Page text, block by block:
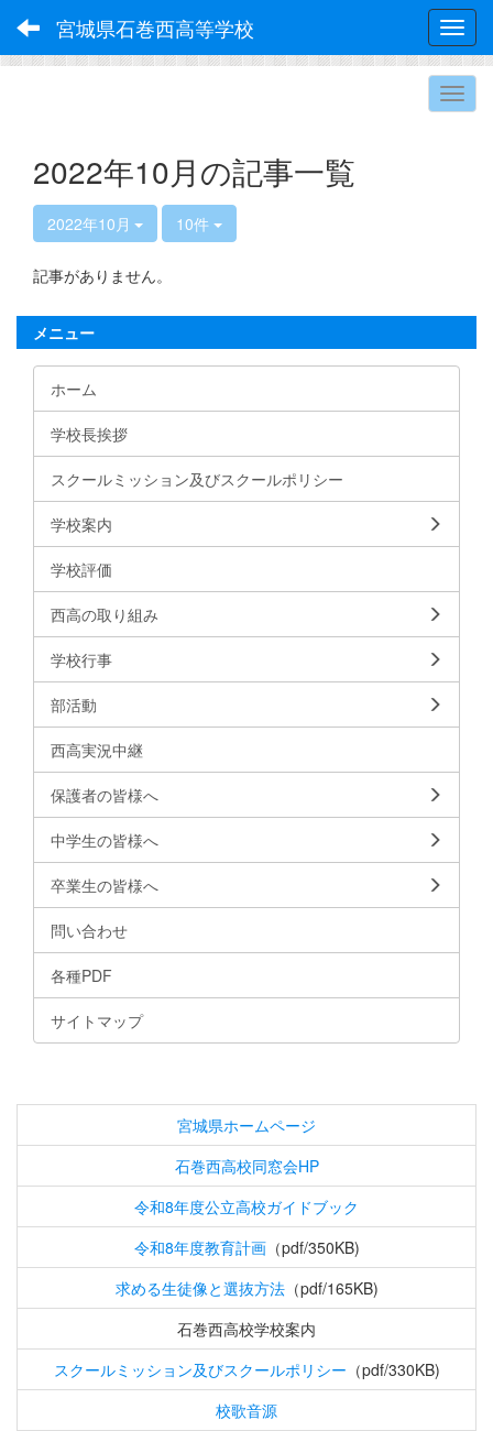
宮城県石巻西高等学校
2022年10月の記事一覧
2022年10月 10件
記事がありません。
メニュー
ホーム
学校長挨拶
スクールミッション及びスクールポリシー
学校案内
学校評価
西高の取り組み
学校行事
部活動
西高実況中継
保護者の皆様へ
中学生の皆様へ
卒業生の皆様へ
問い合わせ
各種PDF
サイトマップ
宮城県ホームページ
石巻西高校同窓会HP
令和8年度公立高校ガイドブック
令和8年度教育計画（pdf/350KB)
求める生徒像と選抜方法（pdf/165KB)
石巻西高校学校案内
スクールミッション及びスクールポリシー （pdf/330KB)
校歌音源